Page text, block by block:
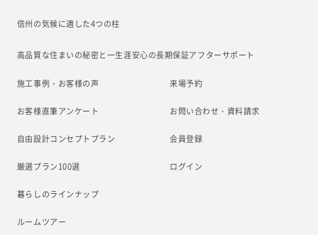
信州の気候に適した4つの柱
高品質な住まいの秘密と一生涯安心の長期保証アフターサポート
施工事例・お客様の声
お客様直筆アンケート
自由設計コンセプトプラン
厳選プラン100選
暮らしのラインナップ
ルームツアー
来場予約
お問い合わせ・資料請求
会員登録
ログイン